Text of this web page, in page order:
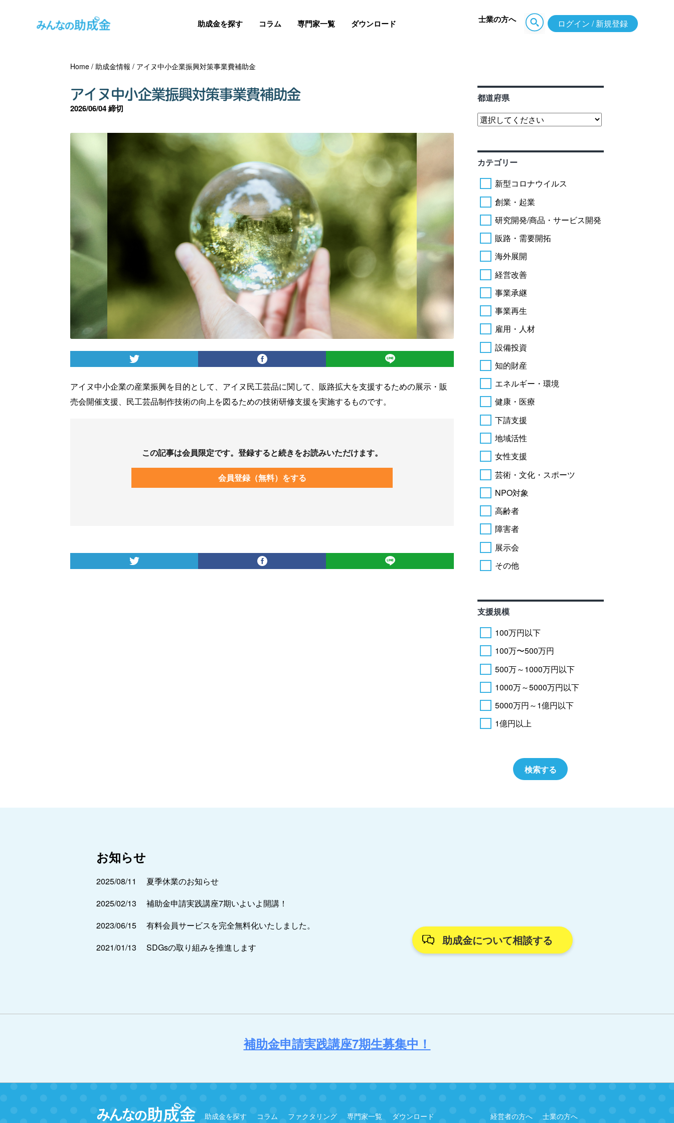
助成金を探す コラム 専門家一覧 ダウンロード 士業の方へ ログイン / 新規登録
Home /助成金情報 / アイヌ中小企業振興対策事業費補助金
アイヌ中小企業振興対策事業費補助金
2026/06/04 締切
アイヌ中小企業の産業振興を目的として、アイヌ民工芸品に関して、販路拡大を支援するための展示・販
売会開催支援、民工芸品制作技術の向上を図るための技術研修支援を実施するものです。
この記事は会員限定です。登録すると続きをお読みいただけます。
会員登録（無料）をする
都道府県
カテゴリー
新型コロナウイルス
創業・起業
研究開発/商品・サービス開発
販路・需要開拓
海外展開
経営改善
事業承継
事業再生
雇用・人材
設備投資
知的財産
エネルギー・環境
健康・医療
下請支援
地域活性
女性支援
芸術・文化・スポーツ
NPO対象
高齢者
障害者
展示会
その他
支援規模
100万円以下
100万〜500万円
500万～1000万円以下
1000万～5000万円以下
5000万円～1億円以下
1億円以上
お知らせ
2025/08/11
夏季休業のお知らせ
2025/02/13
補助金申請実践講座7期いよいよ開講！
2023/06/15
有料会員サービスを完全無料化いたしました。
2021/01/13
SDGsの取り組みを推進します
助成金について相談する
補助金申請実践講座7期生募集中！
助成金を探す コラム ファクタリング 専門家一覧 ダウンロード 経営者の方へ 士業の方へ